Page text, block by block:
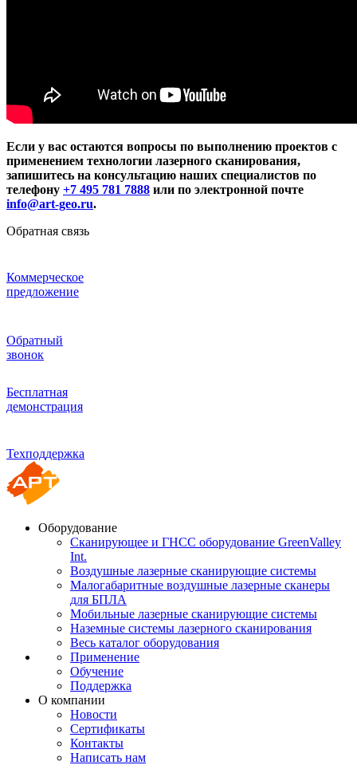
Если у вас остаются вопросы по выполнению проектов с
применением технологии лазерного сканирования,
запишитесь на консультацию наших специалистов по
телефону +7 495 781 7888 или по электронной почте
info@art-geo.ru.
Обратная связь
Коммерческое
предложение
Обратный
звонок
Бесплатная
демонстрация
Техподдержка
Оборудование
Сканирующее и ГНСС оборудование GreenValley
Int.
Воздушные лазерные сканирующие системы
Малогабаритные воздушные лазерные сканеры
для БПЛА
Мобильные лазерные сканирующие системы
Наземные системы лазерного сканирования
Весь каталог оборудования
Применение
Обучение
Поддержка
О компании
Новости
Сертификаты
Контакты
Написать нам